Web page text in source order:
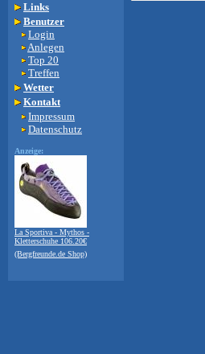
Links
Benutzer
Login
Anlegen
Top 20
Treffen
Wetter
Kontakt
Impressum
Datenschutz
Anzeige:
La Sportiva - Mythos -
Kletterschuhe 106.20€
(Bergfreunde.de Shop)